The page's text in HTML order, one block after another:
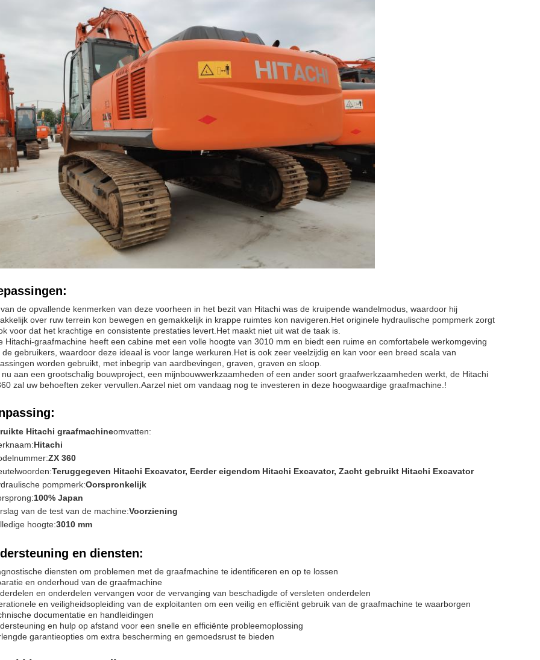
de opvallende kenmerken van deze voorheen in het bezit van Hitachi was de kruipende wandelmodus, waardoor hij
over ruw terrein kon bewegen en gemakkelijk in krappe ruimtes kon navigeren.Het originele hydraulische pompmerk zorgt
voor dat het krachtige en consistente prestaties levert.Het maakt niet uit wat de taak is.
Hitachi-graafmachine heeft een cabine met een volle hoogte van 3010 mm en biedt een ruime en comfortabele werkomgeving
de gebruikers, waardoor deze ideaal is voor lange werkuren.Het is ook zeer veelzijdig en kan voor een breed scala van
worden gebruikt, met inbegrip van aardbevingen, graven, graven en sloop.
nu aan een grootschalig bouwproject, een mijnbouwwerkzaamheden of een ander soort graafwerkzaamheden werkt, de Hitachi
zal uw behoeften zeker vervullen.Aarzel niet om vandaag nog te investeren in deze hoogwaardige graafmachine.!
Hitachi graafmachineomvatten:
Hitachi
ZX 360
Teruggegeven Hitachi Excavator, Eerder eigendom Hitachi Excavator, Zacht gebruikt Hitachi Excavator
pompmerk:Oorspronkelijk
100% Japan
van de test van de machine:Voorziening
hoogte:3010 mm
en diensten:
diensten om problemen met de graafmachine te identificeren en op te lossen
en onderhoud van de graafmachine
en onderdelen vervangen voor de vervanging van beschadigde of versleten onderdelen
en veiligheidsopleiding van de exploitanten om een veilig en efficiënt gebruik van de graafmachine te waarborgen
documentatie en handleidingen
en hulp op afstand voor een snelle en efficiënte probleemoplossing
garantieopties om extra bescherming en gemoedsrust te bieden